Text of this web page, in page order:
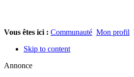
Vous êtes ici : Communauté Mon profil
Skip to content
Annonce